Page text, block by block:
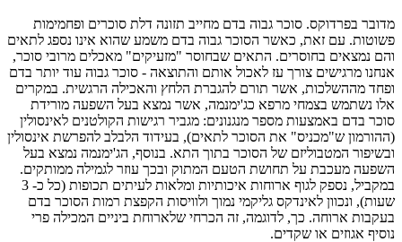
מדובר בפרדוקס. סוכר גבוה בדם מחייב תזונה דלת סוכרים ופחמימות
פשוטות. עם זאת, כאשר הסוכר גבוה בדם משמע שהוא אינו נספג לתאים
והם נמצאים בחוסרים. התאים שבחוסר "מזעיקים" מאכלים מרובי סוכר,
אנחנו מרגישים צורך עז לאכול אותם והתוצאה - סוכר גבוה עוד יותר בדם
ופחד מההשלכות, אשר תורם להגברת הלחץ והאכילה הרגשית. במקרים
אלו נשתמש בצמחי מרפא כג'ימנמה, אשר נמצא בעל השפעה מורידת
סוכר בדם באמצעות מספר מנגנונים: מגביר רגישות הקולטנים לאינסולין
(ההורמון ש"מכניס" את הסוכר לתאים), בעידוד הלבלב להפרשת אינסולין
ובשיפור המטבוליזם של הסוכר בתוך התא. בנוסף, הג'ימנמה נמצא בעל
השפעה מעכבת על תחושת הטעם המתוק ובכך עוזר לגמילה ממותקים.
במקביל, נספק לגוף ארוחות איכותיות ומלאות לעיתים תכופות (כל כ- 3
שעות), ונכוון לאינדקס גליקמי נמוך ולוויסות הקפצת רמות הסוכר בדם
בעקבות ארוחה. כך, לדוגמה, זה הכרחי שלארוחת ביניים המכילה פרי
נוסיף אגוזים או שקדים.